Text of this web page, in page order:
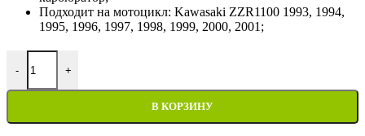
Подходит на мотоцикл: Kawasaki ZZR1100 1993, 1994,
1995, 1996, 1997, 1998, 1999, 2000, 2001;
-
Количество товара Ремкомплект карбюратора для мотоцикла
+
В КОРЗИНУ